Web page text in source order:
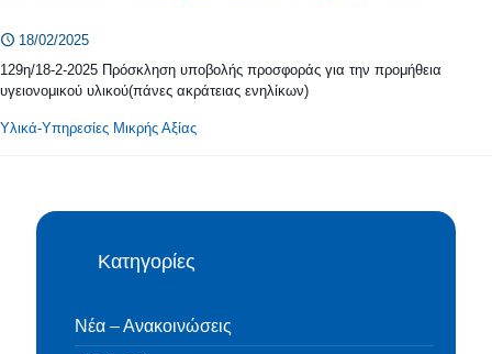
18/02/2025
129η/18-2-2025 Πρόσκληση υποβολής προσφοράς για την προμήθεια
υγειονομικού υλικού(πάνες ακράτειας ενηλίκων)
Υλικά-Υπηρεσίες Μικρής Αξίας
Κατηγορίες
Νέα – Ανακοινώσεις